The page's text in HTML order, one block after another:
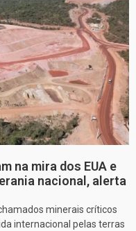
na mira dos EUA e
nacional, alerta
minerais críticos
internacional pelas terras